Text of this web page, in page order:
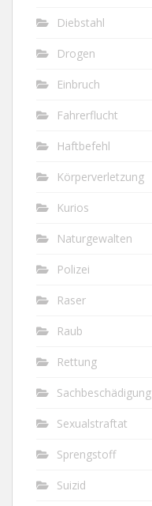
Diebstahl
Drogen
Einbruch
Fahrerflucht
Haftbefehl
Körperverletzung
Kurios
Naturgewalten
Polizei
Raser
Raub
Rettung
Sachbeschädigung
Sexualstraftat
Sprengstoff
Suizid